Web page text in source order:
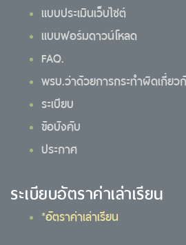
แบบประเมินเว็บไซต์
แบบฟอร์มดาวน์โหลด
FAQ.
พรบ.ว่าด้วยการกระทำผิดเกี่ย
ระเบียบ
ข้อบังคับ
ประกาศ
ระเบียบอัตราค่าเล่าเรียน
*อัตราค่าเล่าเรียน